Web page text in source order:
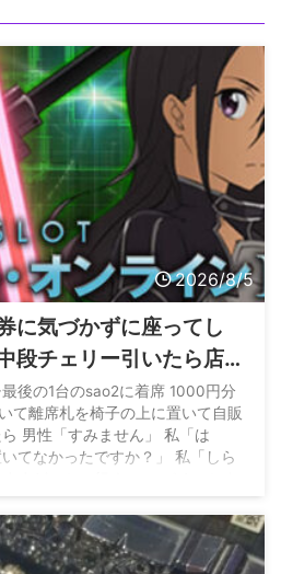
2026/8/5
に気づかずに座ってし
段チェリー引いたら店
てしまったのだが
後の1台のsao2に着席 1000円分
て離席札を椅子の上に置いて自販
男性「すみません」 私「は
てなかったですか？」 私「しら